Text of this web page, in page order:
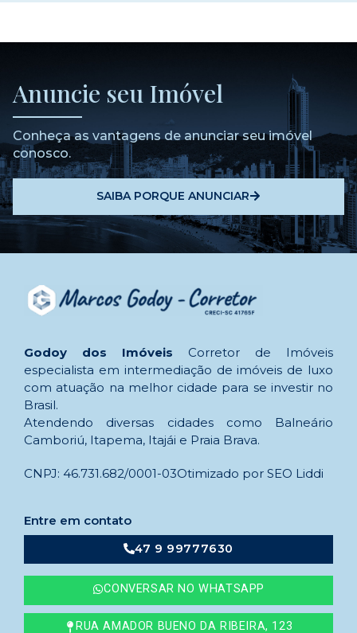
Anuncie seu Imóvel
Conheça as vantagens de anunciar seu imóvel
conosco.
SAIBA PORQUE ANUNCIAR
Godoy dos Imóveis Corretor de Imóveis
especialista em intermediação de imóveis de luxo
com atuação na melhor cidade para se investir no
Brasil.
Atendendo diversas cidades como Balneário
Camboriú, Itapema, Itajái e Praia Brava.
CNPJ: 46.731.682/0001-03Otimizado por SEO Liddi
Entre em contato
47 9 99777630
CONVERSAR NO WHATSAPP
RUA AMADOR BUENO DA RIBEIRA, 123